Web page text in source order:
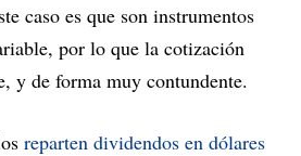
caso es que son instrumentos
por lo que la cotización
y de forma muy contundente.
reparten dividendos en dólares